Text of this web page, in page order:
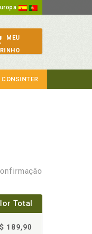
MEU
CONSINTER
Total
189,90